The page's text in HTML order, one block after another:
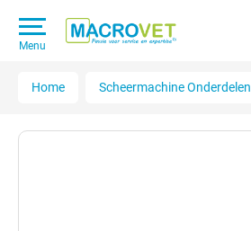
Menu
Home Scheermachine Onderdelen